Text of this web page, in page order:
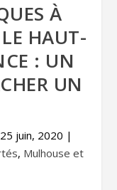
À
HAUT-
: UN
UN
25 juin, 2020 |
, Mulhouse et